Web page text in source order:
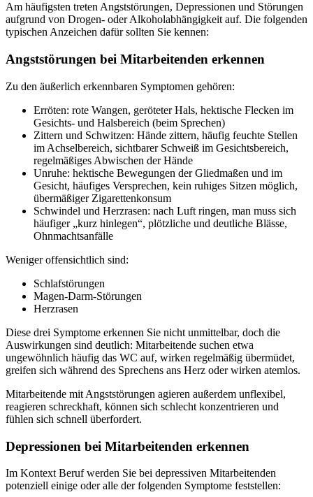
Am häufigsten treten Angststörungen, Depressionen und Störungen
aufgrund von Drogen- oder Alkoholabhängigkeit auf. Die folgenden
typischen Anzeichen dafür sollten Sie kennen:
Angststörungen bei Mitarbeitenden erkennen
Zu den äußerlich erkennbaren Symptomen gehören:
Erröten: rote Wangen, geröteter Hals, hektische Flecken im
Gesichts- und Halsbereich (beim Sprechen)
Zittern und Schwitzen: Hände zittern, häufig feuchte Stellen
im Achselbereich, sichtbarer Schweiß im Gesichtsbereich,
regelmäßiges Abwischen der Hände
Unruhe: hektische Bewegungen der Gliedmaßen und im
Gesicht, häufiges Versprechen, kein ruhiges Sitzen möglich,
übermäßiger Zigarettenkonsum
Schwindel und Herzrasen: nach Luft ringen, man muss sich
häufiger „kurz hinlegen“, plötzliche und deutliche Blässe,
Ohnmachtsanfälle
Weniger offensichtlich sind:
Schlafstörungen
Magen-Darm-Störungen
Herzrasen
Diese drei Symptome erkennen Sie nicht unmittelbar, doch die
Auswirkungen sind deutlich: Mitarbeitende suchen etwa
ungewöhnlich häufig das WC auf, wirken regelmäßig übermüdet,
greifen sich während des Sprechens ans Herz oder wirken atemlos.
Mitarbeitende mit Angststörungen agieren außerdem unflexibel,
reagieren schreckhaft, können sich schlecht konzentrieren und
fühlen sich schnell überfordert.
Depressionen bei Mitarbeitenden erkennen
Im Kontext Beruf werden Sie bei depressiven Mitarbeitenden
potenziell einige oder alle der folgenden Symptome feststellen: